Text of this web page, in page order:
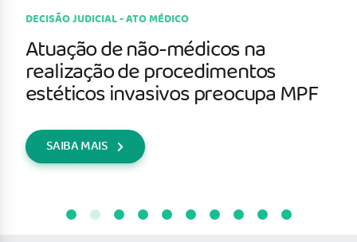
DECISÃO JUDICIAL - ATO MÉDICO
Atuação de não-médicos na
realização de procedimentos
estéticos invasivos preocupa MPF
SAIBA MAIS